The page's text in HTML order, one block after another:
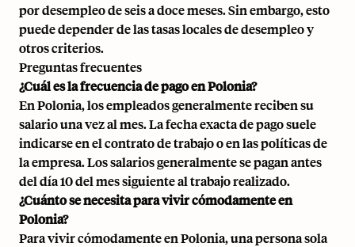
por desempleo de seis a doce meses. Sin embargo, esto
puede depender de las tasas locales de desempleo y
otros criterios.
Preguntas frecuentes
¿Cuál es la frecuencia de pago en Polonia?
En Polonia, los empleados generalmente reciben su
salario una vez al mes. La fecha exacta de pago suele
indicarse en el contrato de trabajo o en las políticas de
la empresa. Los salarios generalmente se pagan antes
del día 10 del mes siguiente al trabajo realizado.
¿Cuánto se necesita para vivir cómodamente en
Polonia?
Para vivir cómodamente en Polonia, una persona sola